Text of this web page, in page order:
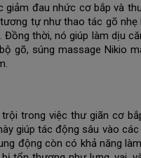
đau nhức cơ bắp và
tự như thao tác gõ nhẹ
thời, nó giúp làm dịu
gõ, súng massage Nikio
trong việc thư giãn cơ
giúp tác động sâu vào
động còn có khả năng